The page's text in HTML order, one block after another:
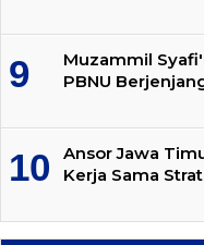
Muzammil
PBNU
Ansor Jawa
Kerja Sama